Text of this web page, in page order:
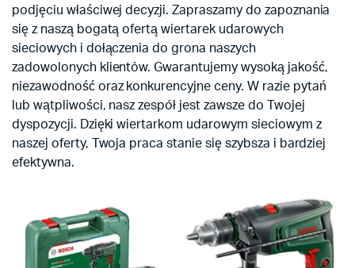
podjęciu właściwej decyzji. Zapraszamy do zapoznania
się z naszą bogatą ofertą wiertarek udarowych
sieciowych i dołączenia do grona naszych
zadowolonych klientów. Gwarantujemy wysoką jakość,
niezawodność oraz konkurencyjne ceny. W razie pytań
lub wątpliwości, nasz zespół jest zawsze do Twojej
dyspozycji. Dzięki wiertarkom udarowym sieciowym z
naszej oferty, Twoja praca stanie się szybsza i bardziej
efektywna.